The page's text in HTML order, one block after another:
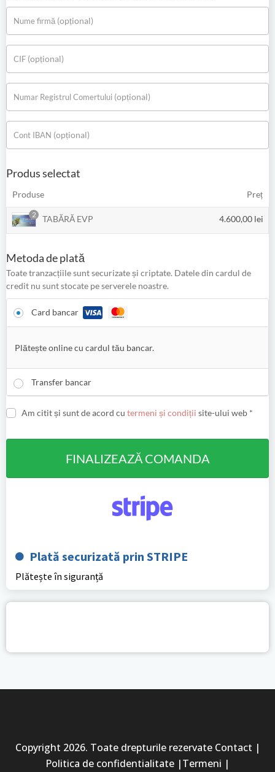
Nume firmă (opțional)
CIF (opțional)
Numar Registrul Comertului (opțional)
Cont IBAN (opțional)
Produs selectat
Produse Preț
2 TABĂRĂ EVP 4.600,00 lei
Metoda de plată
Toate tranzacțiile sunt securizate și criptate. Datele din cardul de
credit nu sunt stocate pe serverele noastre.
Card bancar
Plătește online cu cardul tău bancar.
Transfer bancar
Am citit și sunt de acord cu termeni și condiții site-ului web *
FINALIZEAZĂ COMANDA
Plată securizată prin STRIPE
Plătește în siguranță
Copyright 2026. Toate drepturile rezervate Contact |
Politica de confidentialitate |Termeni |